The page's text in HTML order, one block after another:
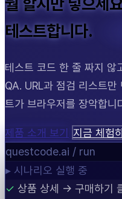
뭘 할지만 넣으세
테스트합니다.
테스트 코드 한 줄 짜지
QA. URL과 점검 리스트
트가 브라우저를 장악합니
제품 소개 보기 지금 체험
questcode.ai / run
▸ 시나리오 실행 중
✓ 상품 상세 → 구매하기